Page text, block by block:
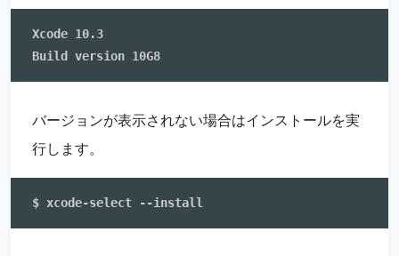
Xcode 10.3
バージョンが表示されない場合はインストールを実
行します。